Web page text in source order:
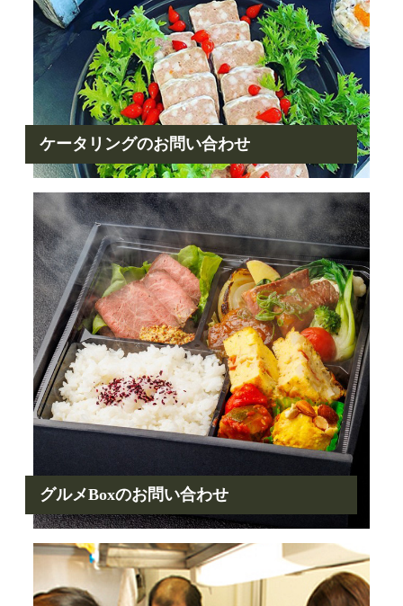
ケータリングのお問い合わせ
グルメBoxのお問い合わせ